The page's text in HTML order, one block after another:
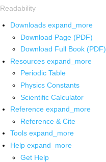
Readability
Downloads expand_more
Download Page (PDF)
Download Full Book (PDF)
Resources expand_more
Periodic Table
Physics Constants
Scientific Calculator
Reference expand_more
Reference & Cite
Tools expand_more
Help expand_more
Get Help